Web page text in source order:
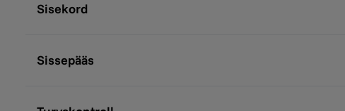
Sisekord
Sissepääs